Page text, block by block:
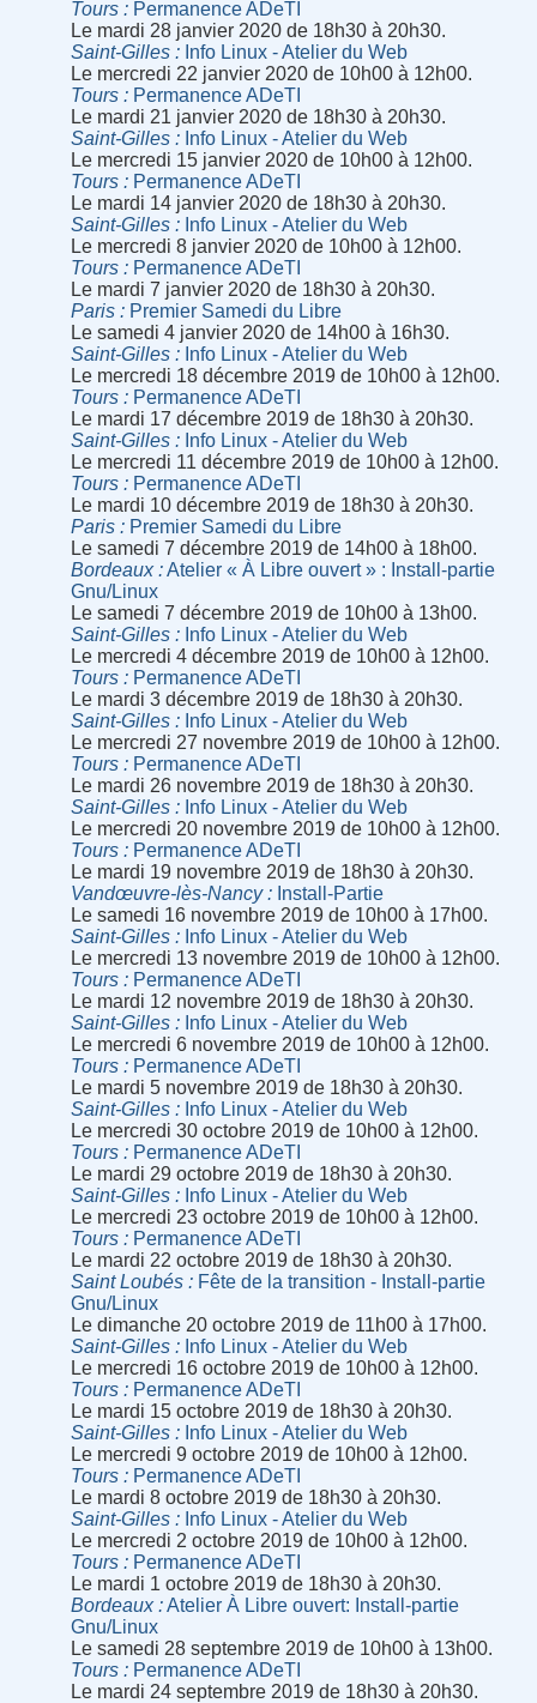
Tours
Permanence ADeTI
Le mardi 28 janvier 2020 de 18h30 à 20h30.
Saint-Gilles
Info Linux - Atelier du Web
Le mercredi 22 janvier 2020 de 10h00 à 12h00.
Tours
Permanence ADeTI
Le mardi 21 janvier 2020 de 18h30 à 20h30.
Saint-Gilles
Info Linux - Atelier du Web
Le mercredi 15 janvier 2020 de 10h00 à 12h00.
Tours
Permanence ADeTI
Le mardi 14 janvier 2020 de 18h30 à 20h30.
Saint-Gilles
Info Linux - Atelier du Web
Le mercredi 8 janvier 2020 de 10h00 à 12h00.
Tours
Permanence ADeTI
Le mardi 7 janvier 2020 de 18h30 à 20h30.
Paris
Premier Samedi du Libre
Le samedi 4 janvier 2020 de 14h00 à 16h30.
Saint-Gilles
Info Linux - Atelier du Web
Le mercredi 18 décembre 2019 de 10h00 à 12h00.
Tours
Permanence ADeTI
Le mardi 17 décembre 2019 de 18h30 à 20h30.
Saint-Gilles
Info Linux - Atelier du Web
Le mercredi 11 décembre 2019 de 10h00 à 12h00.
Tours
Permanence ADeTI
Le mardi 10 décembre 2019 de 18h30 à 20h30.
Paris
Premier Samedi du Libre
Le samedi 7 décembre 2019 de 14h00 à 18h00.
Bordeaux
Atelier « À Libre ouvert » : Install-partie
Gnu/Linux
Le samedi 7 décembre 2019 de 10h00 à 13h00.
Saint-Gilles
Info Linux - Atelier du Web
Le mercredi 4 décembre 2019 de 10h00 à 12h00.
Tours
Permanence ADeTI
Le mardi 3 décembre 2019 de 18h30 à 20h30.
Saint-Gilles
Info Linux - Atelier du Web
Le mercredi 27 novembre 2019 de 10h00 à 12h00.
Tours
Permanence ADeTI
Le mardi 26 novembre 2019 de 18h30 à 20h30.
Saint-Gilles
Info Linux - Atelier du Web
Le mercredi 20 novembre 2019 de 10h00 à 12h00.
Tours
Permanence ADeTI
Le mardi 19 novembre 2019 de 18h30 à 20h30.
Vandœuvre-lès-Nancy
Install-Partie
Le samedi 16 novembre 2019 de 10h00 à 17h00.
Saint-Gilles
Info Linux - Atelier du Web
Le mercredi 13 novembre 2019 de 10h00 à 12h00.
Tours
Permanence ADeTI
Le mardi 12 novembre 2019 de 18h30 à 20h30.
Saint-Gilles
Info Linux - Atelier du Web
Le mercredi 6 novembre 2019 de 10h00 à 12h00.
Tours
Permanence ADeTI
Le mardi 5 novembre 2019 de 18h30 à 20h30.
Saint-Gilles
Info Linux - Atelier du Web
Le mercredi 30 octobre 2019 de 10h00 à 12h00.
Tours
Permanence ADeTI
Le mardi 29 octobre 2019 de 18h30 à 20h30.
Saint-Gilles
Info Linux - Atelier du Web
Le mercredi 23 octobre 2019 de 10h00 à 12h00.
Tours
Permanence ADeTI
Le mardi 22 octobre 2019 de 18h30 à 20h30.
Saint Loubés
Fête de la transition - Install-partie
Gnu/Linux
Le dimanche 20 octobre 2019 de 11h00 à 17h00.
Saint-Gilles
Info Linux - Atelier du Web
Le mercredi 16 octobre 2019 de 10h00 à 12h00.
Tours
Permanence ADeTI
Le mardi 15 octobre 2019 de 18h30 à 20h30.
Saint-Gilles
Info Linux - Atelier du Web
Le mercredi 9 octobre 2019 de 10h00 à 12h00.
Tours
Permanence ADeTI
Le mardi 8 octobre 2019 de 18h30 à 20h30.
Saint-Gilles
Info Linux - Atelier du Web
Le mercredi 2 octobre 2019 de 10h00 à 12h00.
Tours
Permanence ADeTI
Le mardi 1 octobre 2019 de 18h30 à 20h30.
Bordeaux
Atelier À Libre ouvert: Install-partie
Gnu/Linux
Le samedi 28 septembre 2019 de 10h00 à 13h00.
Tours
Permanence ADeTI
Le mardi 24 septembre 2019 de 18h30 à 20h30.